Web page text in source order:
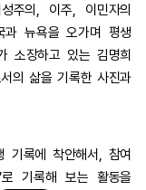
주의, 이주, 이민자의
뉴욕을 오가며 평생
소장하고 있는 김명희
의 삶을 기록한 사진과
기록에 착안해서, 참여
’로 기록해 보는 활동을